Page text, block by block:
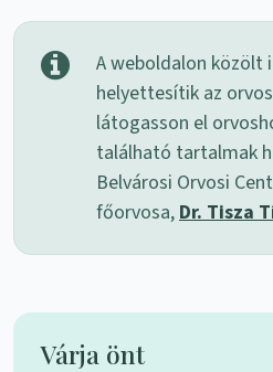
A weboldalon közölt
helyettesítik az
látogasson el
található tartalmak
Belvárosi Orvosi
főorvosa, Dr. Tisza
Várja önt